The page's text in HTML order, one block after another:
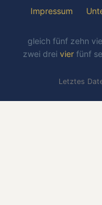
Impressum
gleich fünf zehn
zwei drei vier fünf
Letztes